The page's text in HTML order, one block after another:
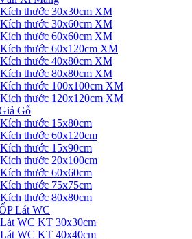
Kích thước 30x30cm XM
Kích thước 30x60cm XM
Kích thước 60x60cm XM
Kích thước 60x120cm XM
Kích thước 40x80cm XM
Kích thước 80x80cm XM
Kích thước 100x100cm XM
Kích thước 120x120cm XM
Gỗ
Kích thước 15x80cm
Kích thước 60x120cm
Kích thước 15x90cm
Kích thước 20x100cm
Kích thước 60x60cm
Kích thước 75x75cm
Kích thước 80x80cm
Lát WC
Lát WC KT 30x30cm
Lát WC KT 40x40cm